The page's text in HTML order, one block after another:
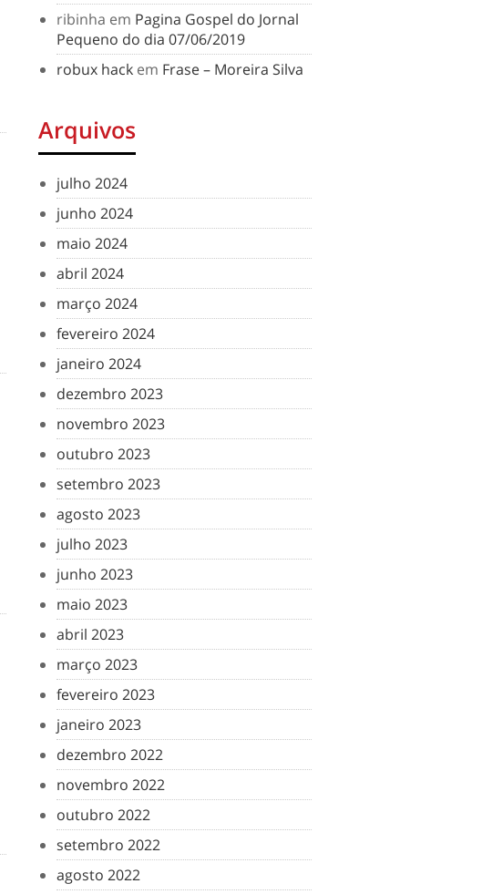
ribinha em Pagina Gospel do Jornal
Pequeno do dia 07/06/2019
robux hack em Frase – Moreira Silva
Arquivos
julho 2024
junho 2024
maio 2024
abril 2024
março 2024
fevereiro 2024
janeiro 2024
dezembro 2023
novembro 2023
outubro 2023
setembro 2023
agosto 2023
julho 2023
junho 2023
maio 2023
abril 2023
março 2023
fevereiro 2023
janeiro 2023
dezembro 2022
novembro 2022
outubro 2022
setembro 2022
agosto 2022